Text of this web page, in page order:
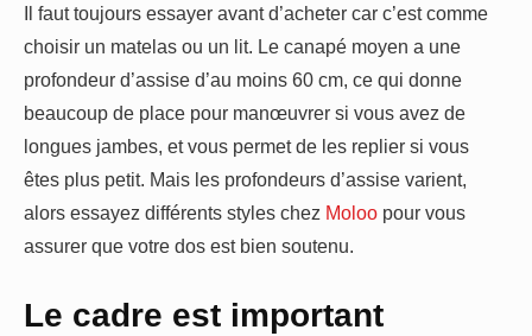
Il faut toujours essayer avant d’acheter car c’est comme
choisir un matelas ou un lit. Le canapé moyen a une
profondeur d’assise d’au moins 60 cm, ce qui donne
beaucoup de place pour manœuvrer si vous avez de
longues jambes, et vous permet de les replier si vous
êtes plus petit. Mais les profondeurs d’assise varient,
alors essayez différents styles chez Moloo pour vous
assurer que votre dos est bien soutenu.
Le cadre est important